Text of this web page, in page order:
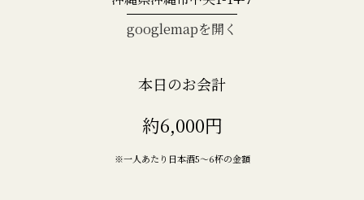
googlemapを開く
本日のお会計
約6,000円
※一人あたり日本酒5〜6杯の金額